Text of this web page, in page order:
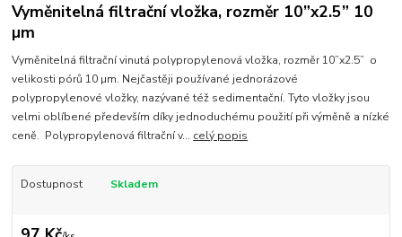
Vyměnitelná filtrační vložka, rozměr 10”x2.5” 10
µm
Vyměnitelná filtrační vinutá polypropylenová vložka, rozměr 10”x2.5” o
velikosti pórů 10 µm. Nejčastěji používané jednorázové
polypropylenové vložky, nazývané též sedimentační. Tyto vložky jsou
velmi oblíbené především díky jednoduchému použití při výměně a nízké
ceně. Polypropylenová filtrační v... celý popis
Dostupnost Skladem